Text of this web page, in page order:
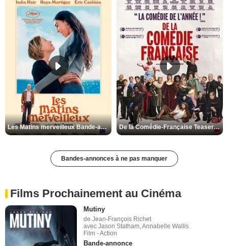
Les Matins merveilleux Bande-annonce VF De la Comédie-Française Teaser VF
Bandes-annonces à ne pas manquer
Films Prochainement au Cinéma
Mutiny
de Jean-François Richet
avec Jason Statham, Annabelle Wallis
Film - Action
Bande-annonce